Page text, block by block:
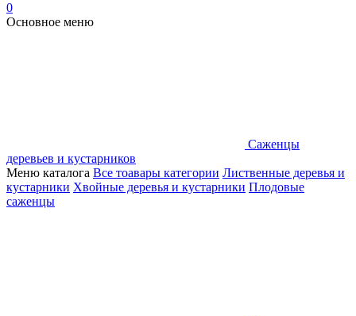
0
Основное меню
Саженцы
деревьев и кустарников
Меню каталога Все тоавары категории Лиственные деревья и
кустарники Хвойные деревья и кустарники Плодовые
саженцы